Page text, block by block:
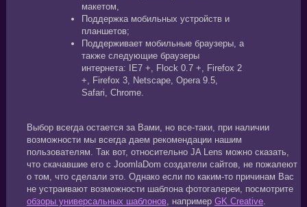
макетом,
Поддержка мобильных устройств и
планшетов;
Поддерживает мобильные браузеры, а
также следующие браузеры
интернета: IE7 +, Flock 0.7 +, Firefox 2
+, Firefox 3, Netscape, Opera 9.5,
Safari, Chrome.
Выбор всегда остается за Вами, но все-таки, при наличии
возможности мы всегда даем рекомендации нашим
пользователям. Так вот, относительно JA Lens можно сказать,
что скачавшие его с JoomlaDom создатели сайтов, не пожалеют
о том, что сделали это. Однако если по каким-то причинам Вас
не устраивают возможности шаблона фотогалереи, посмотрите
обзоры универсальных шаблонов, например GK Creative.